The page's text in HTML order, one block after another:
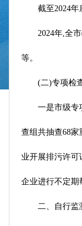
截至2024
2024年,全
等。
(二)专项检
一是市级专
查组共抽查68
业开展排污许
企业进行不定期
二、自行监